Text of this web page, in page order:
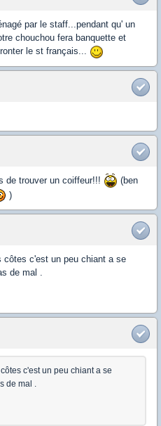
par le staff...pendant qu' un
chouchou fera banquette et
le st français...
de trouver un coiffeur!!!
(ben
)
c'est un peu chiant a se
de mal .
c'est un peu chiant a se
de mal .